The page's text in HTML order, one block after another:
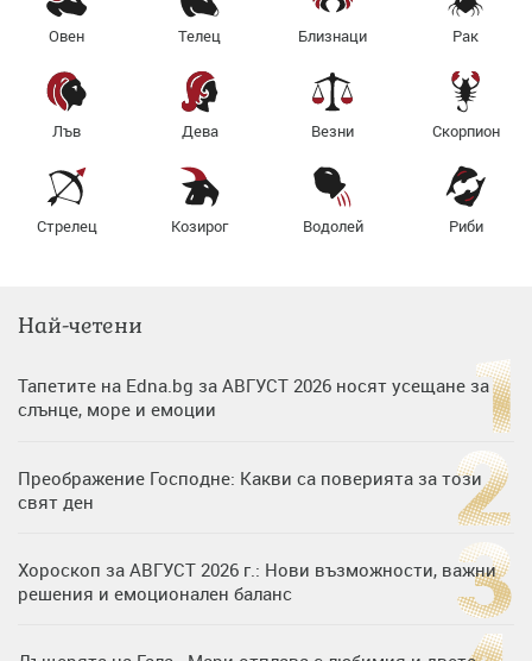
Овен Телец Близнаци Рак
Лъв Дева Везни Скорпион
Стрелец Козирог Водолей Риби
Най-четени
Тапетите на Edna.bg за АВГУСТ 2026 носят усещане за
слънце, море и емоции
Преображение Господне: Какви са поверията за този
свят ден
Хороскоп за АВГУСТ 2026 г.: Нови възможности, важни
решения и емоционален баланс